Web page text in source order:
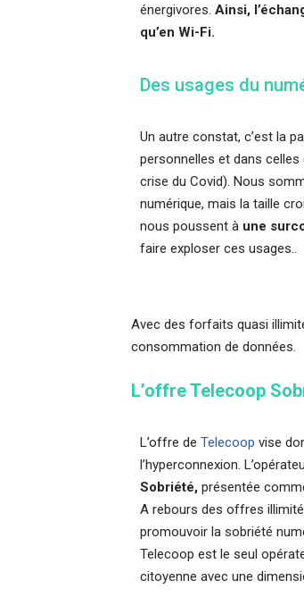
énergivores. Ainsi,
qu’en Wi-Fi.
Des usages du
Un autre constat, c’est la
personnelles et dans
crise du Covid). Nous
numérique, mais la taille
nous poussent à une
faire exploser ces usages..
Avec des forfaits quasi
consommation de données.
L’offre Telecoop
L’offre de Telecoop vise
l’hyperconnexion.
Sobriété, présentée
A rebours des offres
promouvoir la sobriété
Telecoop est le seul
citoyenne avec une